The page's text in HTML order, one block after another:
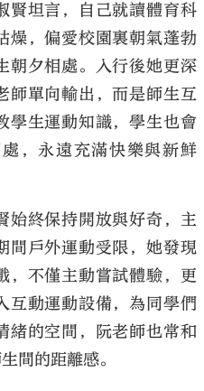
賢坦言，自己就讀體育科
燥，偏愛校園裏朝氣蓬勃
朝夕相處。入行後她更深
師單向輸出，而是師生互
學生運動知識，學生也會
，永遠充滿快樂與新鮮
始終保持開放與好奇，主
間戶外運動受限，她發現
，不僅主動嘗試體驗，更
互動運動設備，為同學們
緒的空間，阮老師也常和
間的距離感。